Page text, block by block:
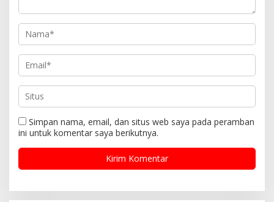
Simpan nama, email, dan situs web saya pada peramban
ini untuk komentar saya berikutnya.